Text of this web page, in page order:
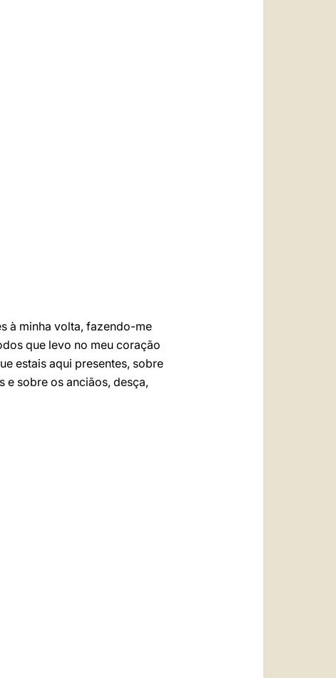
à minha volta, fazendo-me
que levo no meu coração
estais aqui presentes, sobre
e sobre os anciãos, desça,